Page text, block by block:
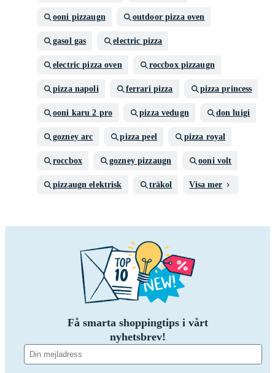
ooni pizzaugn outdoor pizza oven
gasol gas electric pizza
electric pizza oven roccbox pizzaugn
pizza napoli ferrari pizza pizza princess
ooni karu 2 pro pizza vedugn don luigi
gozney arc pizza peel pizza royal
roccbox gozney pizzaugn ooni volt
pizzaugn elektrisk träkol Visa mer
Få smarta shoppingtips i vårt
nyhetsbrev!